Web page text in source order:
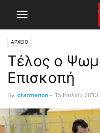
ΑΡΧΕΙΟ
Τέλος ο
Επισκοπή
By ofarmenon - 15 Ιουλίου 2013